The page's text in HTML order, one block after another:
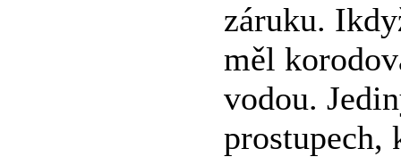
záruku.
měl
vodou.
prostupech,